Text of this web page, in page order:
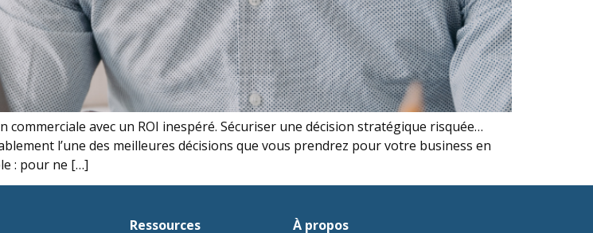
avec un ROI inespéré. Sécuriser une décision stratégique risquée…
l’une des meilleures décisions que vous prendrez pour votre business en
: pour ne […]
Ressources À propos